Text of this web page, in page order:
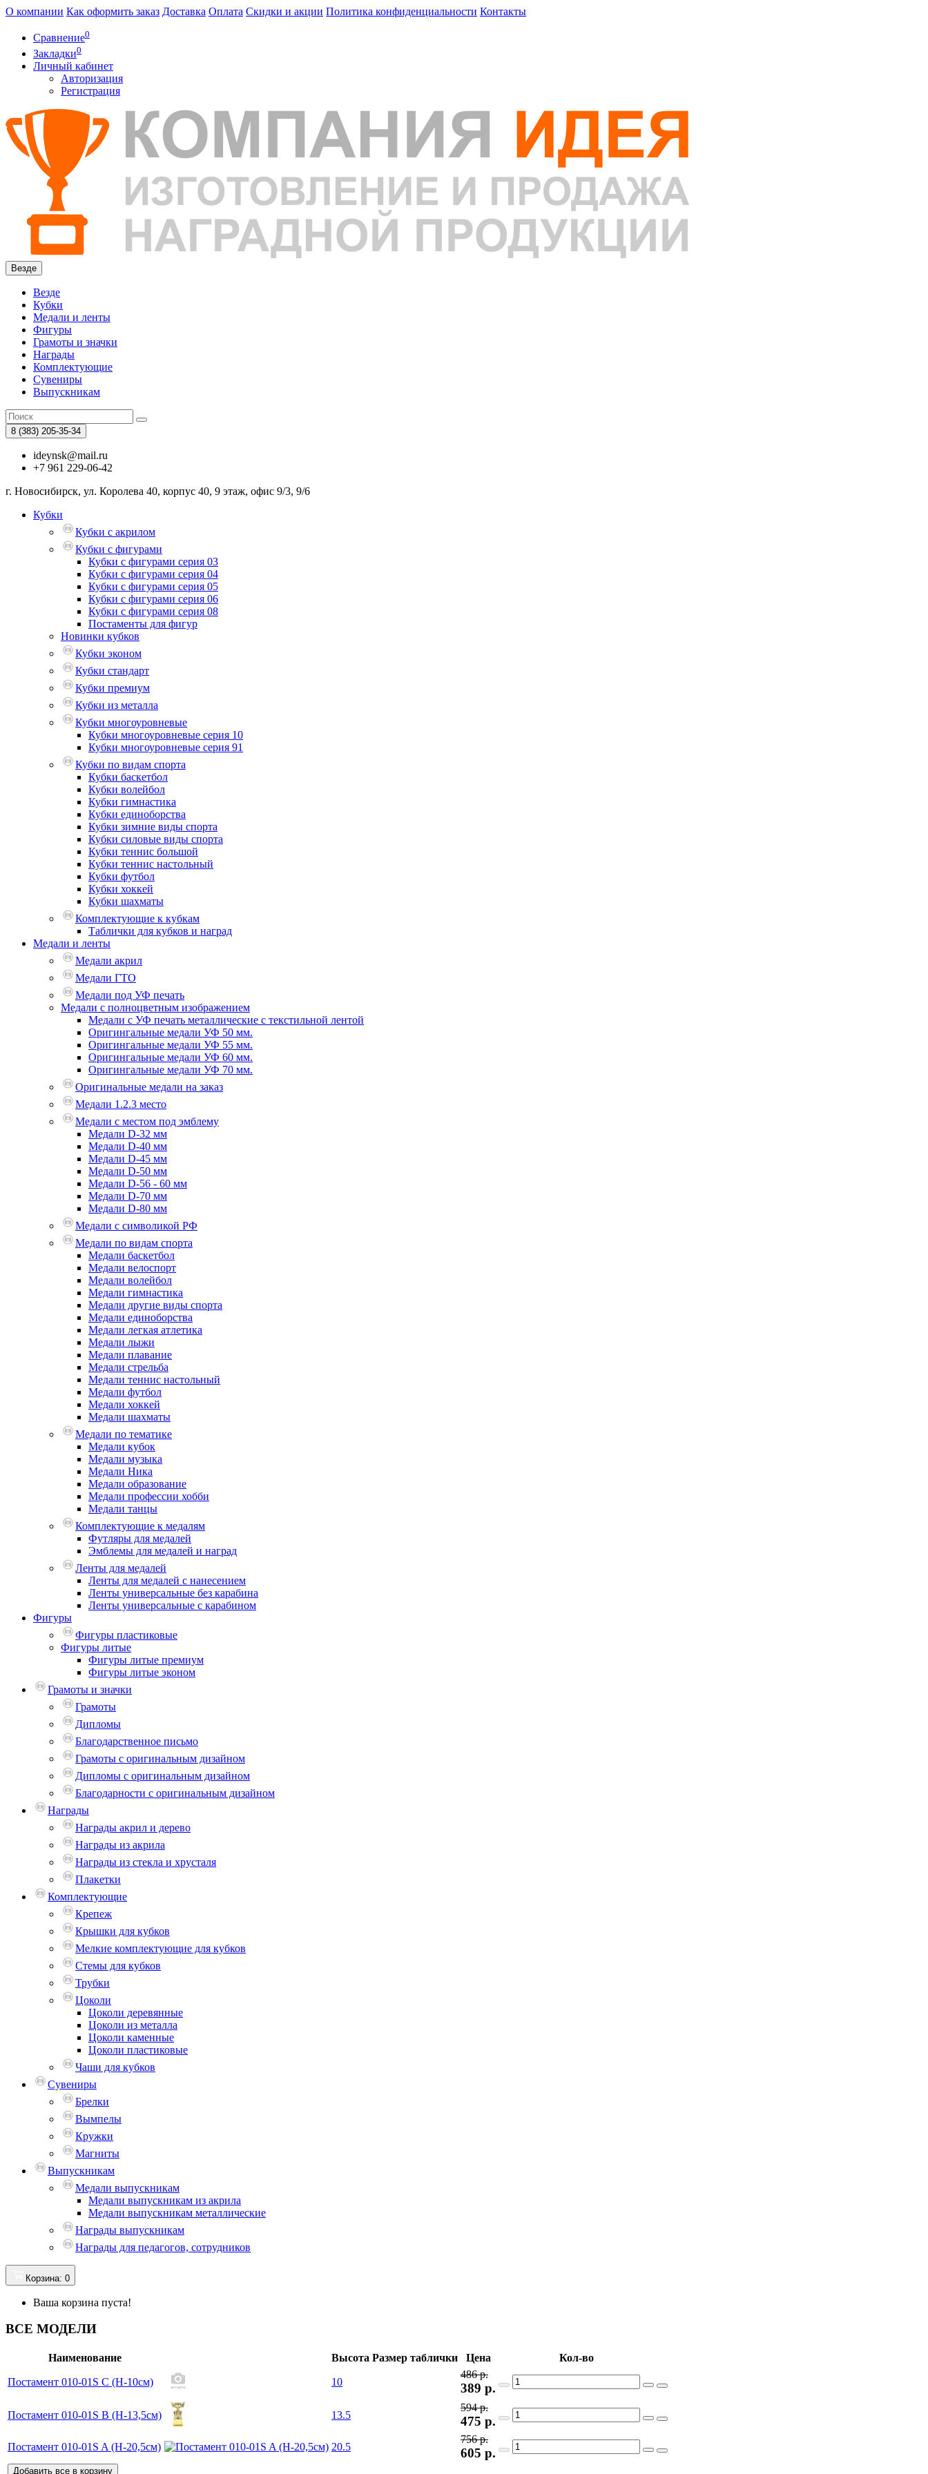
О компании Как оформить заказ Доставка Оплата Скидки и акции Политика конфиденциальности Контакты
Сравнение0
Закладки0
Личный кабинет
Авторизация
Регистрация
Везде
Везде
Кубки
Медали и ленты
Фигуры
Грамоты и значки
Награды
Комплектующие
Сувениры
Выпускникам
8 (383) 205-35-34
ideynsk@mail.ru
+7 961 229-06-42
г. Новосибирск, ул. Королева 40, корпус 40, 9 этаж, офис 9/3, 9/6
Кубки
Кубки с акрилом
Кубки с фигурами
Кубки с фигурами серия 03
Кубки с фигурами серия 04
Кубки с фигурами серия 05
Кубки с фигурами серия 06
Кубки с фигурами серия 08
Постаменты для фигур
Новинки кубков
Кубки эконом
Кубки стандарт
Кубки премиум
Кубки из металла
Кубки многоуровневые
Кубки многоуровневые серия 10
Кубки многоуровневые серия 91
Кубки по видам спорта
Кубки баскетбол
Кубки волейбол
Кубки гимнастика
Кубки единоборства
Кубки зимние виды спорта
Кубки силовые виды спорта
Кубки теннис большой
Кубки теннис настольный
Кубки футбол
Кубки хоккей
Кубки шахматы
Комплектующие к кубкам
Таблички для кубков и наград
Медали и ленты
Медали акрил
Медали ГТО
Медали под УФ печать
Медали с полноцветным изображением
Медали с УФ печать металлические с текстильной лентой
Оригингальные медали УФ 50 мм.
Оригингальные медали УФ 55 мм.
Оригингальные медали УФ 60 мм.
Оригингальные медали УФ 70 мм.
Оригинальные медали на заказ
Медали 1.2.3 место
Медали с местом под эмблему
Медали D-32 мм
Медали D-40 мм
Медали D-45 мм
Медали D-50 мм
Медали D-56 - 60 мм
Медали D-70 мм
Медали D-80 мм
Медали с символикой РФ
Медали по видам спорта
Медали баскетбол
Медали велоспорт
Медали волейбол
Медали гимнастика
Медали другие виды спорта
Медали единоборства
Медали легкая атлетика
Медали лыжи
Медали плавание
Медали стрельба
Медали теннис настольный
Медали футбол
Медали хоккей
Медали шахматы
Медали по тематике
Медали кубок
Медали музыка
Медали Ника
Медали образование
Медали профессии хобби
Медали танцы
Комплектующие к медалям
Футляры для медалей
Эмблемы для медалей и наград
Ленты для медалей
Ленты для медалей с нанесением
Ленты универсальные без карабина
Ленты универсальные с карабином
Фигуры
Фигуры пластиковые
Фигуры литые
Фигуры литые премиум
Фигуры литые эконом
Грамоты и значки
Грамоты
Дипломы
Благодарственное письмо
Грамоты с оригинальным дизайном
Дипломы с оригинальным дизайном
Благодарности с оригинальным дизайном
Награды
Награды акрил и дерево
Награды из акрила
Награды из стекла и хрусталя
Плакетки
Комплектующие
Крепеж
Крышки для кубков
Мелкие комплектующие для кубков
Стемы для кубков
Трубки
Цоколи
Цоколи деревянные
Цоколи из металла
Цоколи каменные
Цоколи пластиковые
Чаши для кубков
Сувениры
Брелки
Вымпелы
Кружки
Магниты
Выпускникам
Медали выпускникам
Медали выпускникам из акрила
Медали выпускникам металлические
Награды выпускникам
Награды для педагогов, сотрудников
Корзина: 0
Ваша корзина пуста!
ВСЕ МОДЕЛИ
Наименование Высота Размер таблички Цена Кол-во
Постамент 010-01S C (H-10см) 10
486 р.
389 р.
Постамент 010-01S B (H-13,5см) 13.5
594 р.
475 р.
Постамент 010-01S A (H-20,5см) 20.5
756 р.
605 р.
Добавить все в корзину